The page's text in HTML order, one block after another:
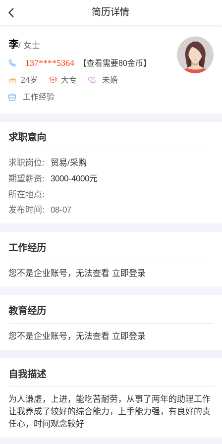
简历详情
李/ 女士
137****5364 【查看需要80金币】
24岁 大专 未婚
工作经验
求职意向
求职岗位:
贸易/采购
期望薪资:
3000-4000元
所在地点:
发布时间:
08-07
工作经历
您不是企业账号，无法查看 立即登录
教育经历
您不是企业账号，无法查看 立即登录
自我描述
为人谦虚，上进，能吃苦耐劳，从事了两年的助理工作
让我养成了较好的综合能力，上手能力强，有良好的责
任心，时间观念较好